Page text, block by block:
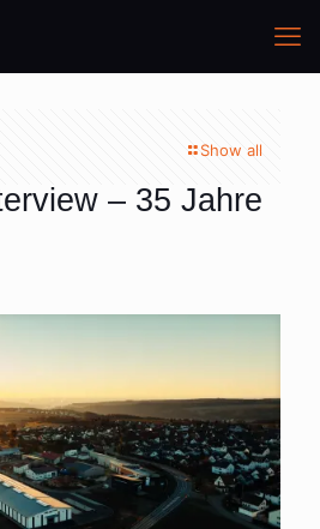
Show all
– 35 Jahre